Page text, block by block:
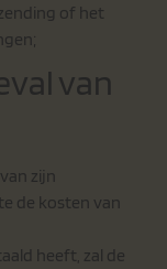
of het
van
zijn
de kosten van
heeft, zal de